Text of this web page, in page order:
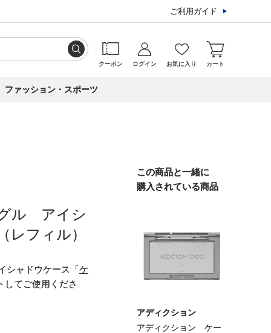
ご利用ガイド
クーポン ログイン お気に入り カート
ファッション・スポーツ
ル アイシ
フィル）
シャドウケース「ケ
してご使用くださ
この商品と一緒に
購入されている商品
アディクション
アディクション ケー